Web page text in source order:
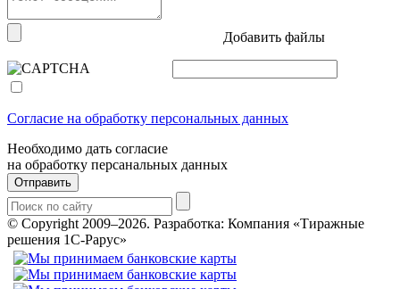
Добавить файлы
Согласие на обработку персональных данных
Необходимо дать согласие
на обработку персанальных данных
Отправить
© Copyright 2009–2026. Разработка: Компания «Тиражные
решения 1С-Рарус»